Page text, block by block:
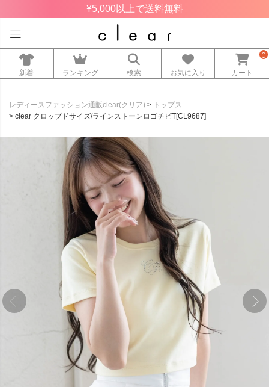
¥5,000以上で送料無料
新着 ランキング 検索 お気に入り カート
0
レディースファッション通販clear(クリア)
トップス
clear クロップドサイズ/ラインストーンロゴチビT[CL9687]